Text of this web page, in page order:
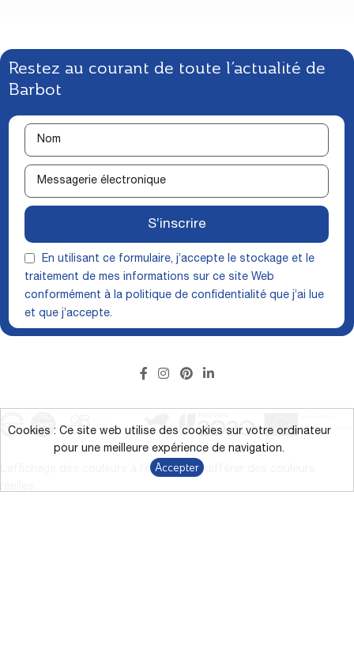
Cookies : Ce site web utilise des cookies sur votre ordinateur
pour une meilleure expérience de navigation.
Accepter
Restez au courant de toute l’actualité de
Barbot
En utilisant ce formulaire, j’accepte le stockage et le
traitement de mes informations sur ce site Web
conformément à la politique de confidentialité que j’ai lue
et que j’accepte.
S’inscrire
L’affichage des couleurs à l’écran peut différer des couleurs